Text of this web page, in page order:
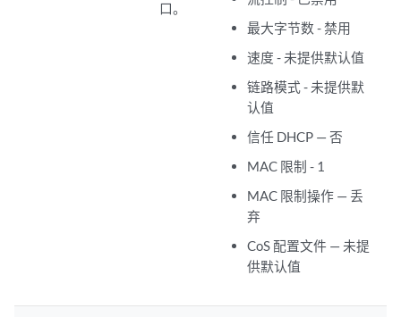
口。
最大字节数 - 禁用
速度 - 未提供默认值
链路模式 - 未提供默
认值
信任 DHCP — 否
MAC 限制 - 1
MAC 限制操作 — 丢
弃
CoS 配置文件 — 未提
供默认值